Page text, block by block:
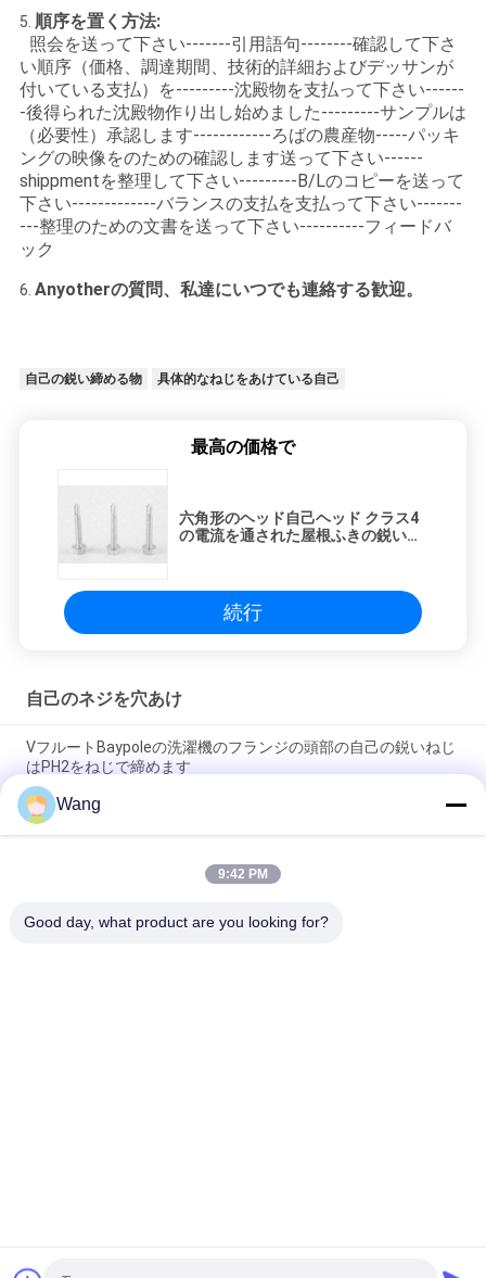
5. 順序を置く方法:
照会を送って下さい-------引用語句--------確認して下さ
い順序（価格、調達期間、技術的詳細およびデッサンが
付いている支払）を---------沈殿物を支払って下さい------
-後得られた沈殿物作り出し始めました---------サンプルは
（必要性）承認します------------ろばの農産物-----パッキ
ングの映像をのための確認します送って下さい------
shippmentを整理して下さい---------B/Lのコピーを送って
下さい-------------バランスの支払を支払って下さい-------
---整理のための文書を送って下さい----------フィードバ
ック
6. Anyotherの質問、私達にいつでも連絡する歓迎。
自己の鋭い締める物 具体的なねじをあけている自己
最高の価格で
六角形のヘッド自己ヘッド クラス4
の電流を通された屋根ふきの鋭いね
続行
自己のネジを穴あけ
VフルートBaypoleの洗濯機のフランジの頭部の自己の鋭いねじ
はPH2をねじで締めます
2インチに3個のインチの自己鋭いねじフィリップス休憩の円形
のヘッド ステップ頭部の下で電流を通される
ビューグルのヘッド自己のめっきされる厚い金属Cr6の黄色亜鉛
Wang
9:42 PM
Good day, what product are you looking for?